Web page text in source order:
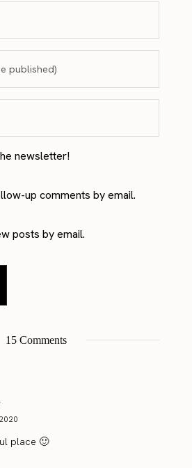
newsletter!
up comments by email.
posts by email.
15 Comments
place 🙂